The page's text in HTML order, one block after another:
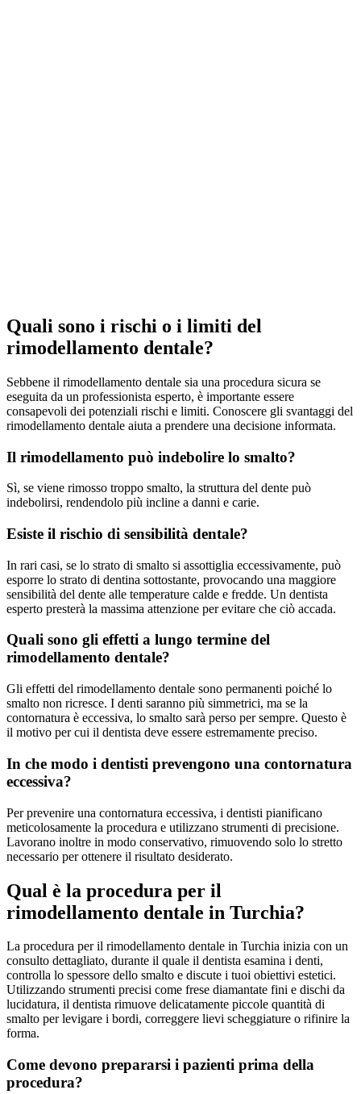
Quali sono i rischi o i limiti del
rimodellamento dentale?
Sebbene il rimodellamento dentale sia una procedura sicura se
eseguita da un professionista esperto, è importante essere
consapevoli dei potenziali rischi e limiti. Conoscere gli svantaggi del
rimodellamento dentale aiuta a prendere una decisione informata.
Il rimodellamento può indebolire lo smalto?
Sì, se viene rimosso troppo smalto, la struttura del dente può
indebolirsi, rendendolo più incline a danni e carie.
Esiste il rischio di sensibilità dentale?
In rari casi, se lo strato di smalto si assottiglia eccessivamente, può
esporre lo strato di dentina sottostante, provocando una maggiore
sensibilità del dente alle temperature calde e fredde. Un dentista
esperto presterà la massima attenzione per evitare che ciò accada.
Quali sono gli effetti a lungo termine del
rimodellamento dentale?
Gli effetti del rimodellamento dentale sono permanenti poiché lo
smalto non ricresce. I denti saranno più simmetrici, ma se la
contornatura è eccessiva, lo smalto sarà perso per sempre. Questo è
il motivo per cui il dentista deve essere estremamente preciso.
In che modo i dentisti prevengono una contornatura
eccessiva?
Per prevenire una contornatura eccessiva, i dentisti pianificano
meticolosamente la procedura e utilizzano strumenti di precisione.
Lavorano inoltre in modo conservativo, rimuovendo solo lo stretto
necessario per ottenere il risultato desiderato.
Qual è la procedura per il
rimodellamento dentale in Turchia?
La procedura per il rimodellamento dentale in Turchia inizia con un
consulto dettagliato, durante il quale il dentista esamina i denti,
controlla lo spessore dello smalto e discute i tuoi obiettivi estetici.
Utilizzando strumenti precisi come frese diamantate fini e dischi da
lucidatura, il dentista rimuove delicatamente piccole quantità di
smalto per levigare i bordi, correggere lievi scheggiature o rifinire la
forma.
Come devono prepararsi i pazienti prima della
procedura?